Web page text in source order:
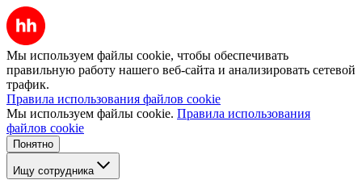
Мы используем файлы cookie, чтобы обеспечивать
правильную работу нашего веб-сайта и анализировать сетевой
трафик.
Правила использования файлов cookie
Мы используем файлы cookie. Правила использования
файлов cookie
Понятно
Ищу сотрудника